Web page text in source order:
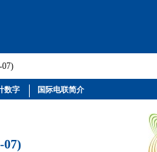
07)
数字 国际电联简介